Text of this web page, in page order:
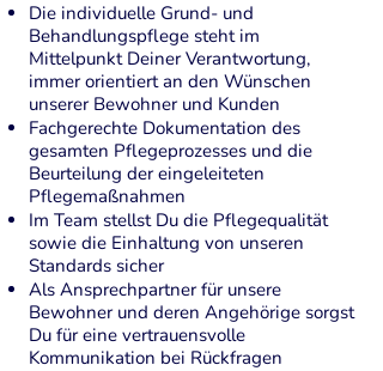
Die individuelle Grund- und
Behandlungspflege steht im
Mittelpunkt Deiner Verantwortung,
immer orientiert an den Wünschen
unserer Bewohner und Kunden
Fachgerechte Dokumentation des
gesamten Pflegeprozesses und die
Beurteilung der eingeleiteten
Pflegemaßnahmen
Im Team stellst Du die Pflegequalität
sowie die Einhaltung von unseren
Standards sicher
Als Ansprechpartner für unsere
Bewohner und deren Angehörige sorgst
Du für eine vertrauensvolle
Kommunikation bei Rückfragen